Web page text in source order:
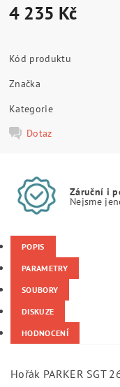
4 235 Kč
Kód produktu
Značka
Kategorie
Dotaz
Záruční i
Nejsme
POPIS
PARAMETRY
SOUBORY
DISKUZE
HODNOCENÍ
Hořák PARKER SGT